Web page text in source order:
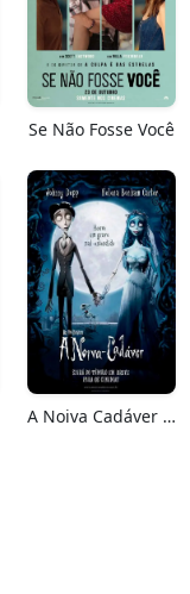
Se Não Fosse Você
A Noiva Cadáver (Relançamento)